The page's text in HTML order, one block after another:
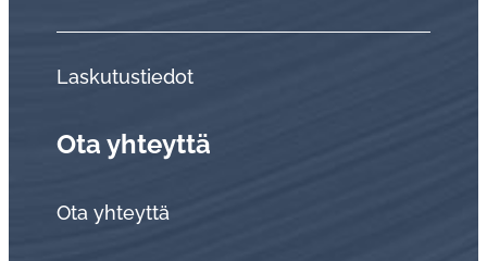
Laskutustiedot
Ota yhteyttä
Ota yhteyttä